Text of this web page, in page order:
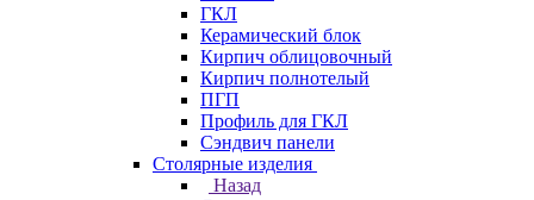
ГКЛ
Керамический блок
Кирпич облицовочный
Кирпич полнотелый
ПГП
Профиль для ГКЛ
Сэндвич панели
Столярные изделия
Назад